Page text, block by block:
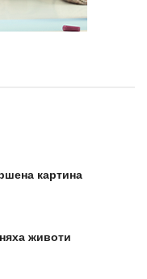
картина
животи